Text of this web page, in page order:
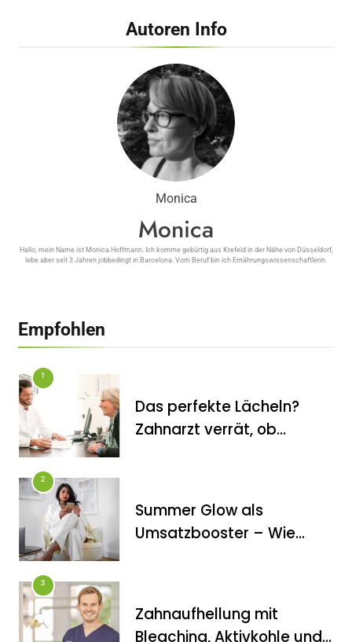
Autoren Info
Monica
Monica
Hallo, mein Name ist Monica Hoffmann. Ich komme gebürtig aus Krefeld in der Nähe von Düsseldorf,
lebe aber seit 3 Jahren jobbedingt in Barcelona. Vom Beruf bin ich Ernährungswissenschaftlerin.
Empfohlen
1
Das perfekte Lächeln?
Zahnarzt verrät, ob
2
Summer Glow als
Umsatzbooster – Wie
3
Zahnaufhellung mit
Bleaching, Aktivkohle und
FITNESS
Die perfekten Liegestütze